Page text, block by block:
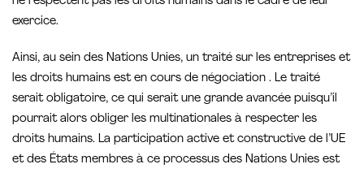
exercice.
Ainsi, au sein des Nations Unies, un traité sur les entreprises et
les droits humains est en cours de négociation . Le traité
serait obligatoire, ce qui serait une grande avancée puisqu’il
pourrait alors obliger les multinationales à respecter les
droits humains. La participation active et constructive de l’UE
et des États membres à ce processus des Nations Unies est